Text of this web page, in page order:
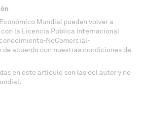
Mundial pueden volver a
la Licencia Pública Internacional
NoComercial-
de acuerdo con nuestras condiciones de
en este artículo son las del autor y no